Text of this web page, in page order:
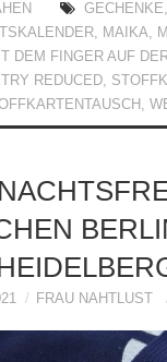
GECHENKE,
, MAIKA,
DEM FINGER AUF
REDUCED,
,
FRAU NAHTLUST